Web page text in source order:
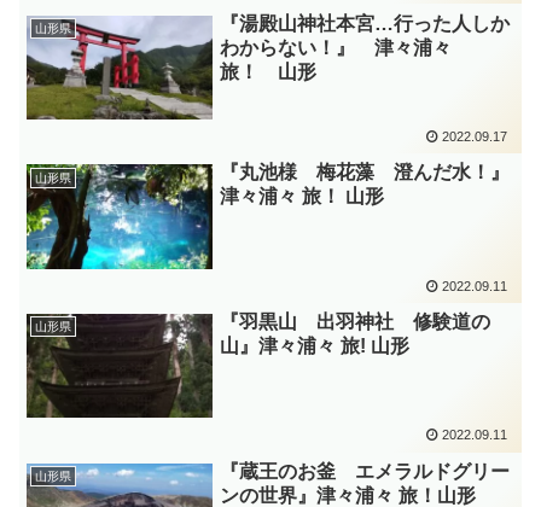
山形県
『湯殿山神社本宮…行った人しか
わからない！』 津々浦々
旅！ 山形
2022.09.17
山形県
『丸池様 梅花藻 澄んだ水！』
津々浦々 旅！ 山形
2022.09.11
山形県
『羽黒山 出羽神社 修験道の
山』津々浦々 旅! 山形
2022.09.11
山形県
『蔵王のお釜 エメラルドグリー
ンの世界』津々浦々 旅！山形